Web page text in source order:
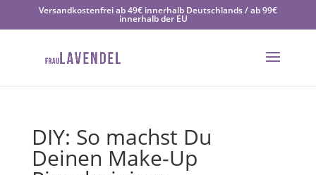
Versandkostenfrei ab 49€ innerhalb Deutschlands / ab 99€
innerhalb der EU
DIY: So machst Du
Deinen Make-Up